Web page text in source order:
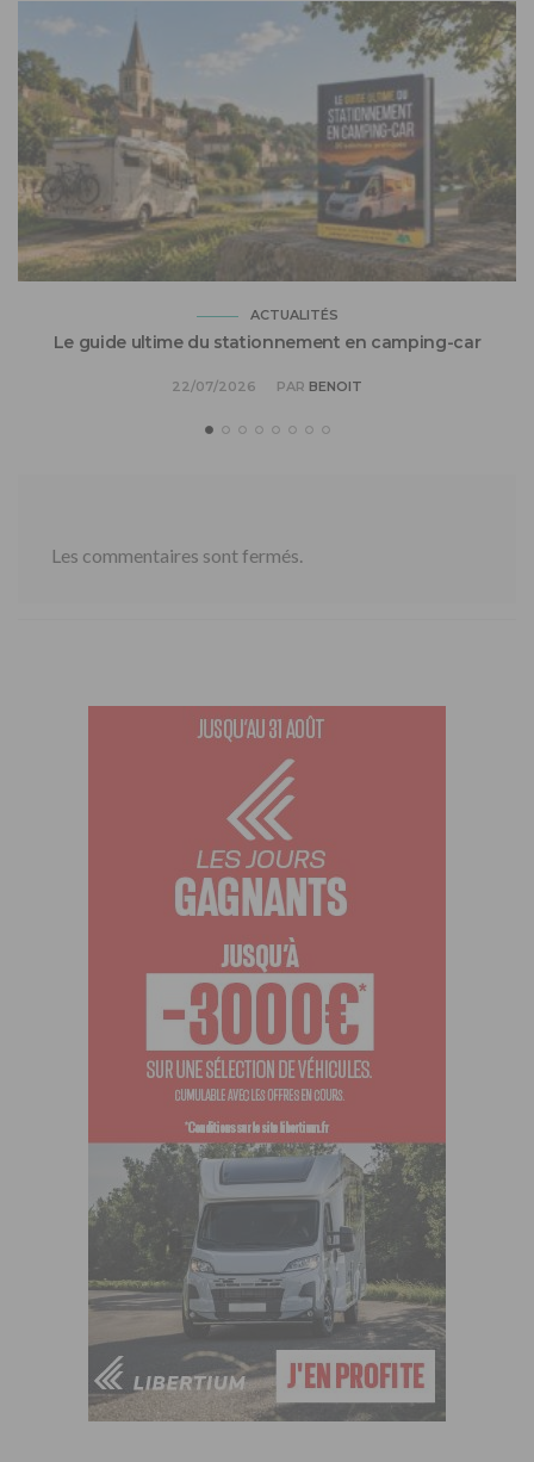
ACTUALITÉS
Le guide ultime du stationnement en camping-car
22/07/2026 PAR BENOIT
Les commentaires sont fermés.